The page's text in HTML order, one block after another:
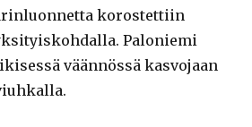
korostettiin
Paloniemi
väännössä kasvojaan